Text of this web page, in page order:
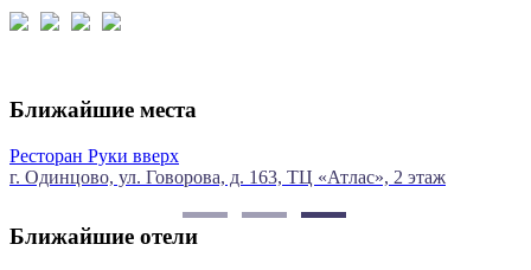
Ближайшие места
Ресторан Руки вверх
г. Одинцово, ул. Говорова, д. 163, ТЦ «Атлас», 2 этаж
Ближайшие отели